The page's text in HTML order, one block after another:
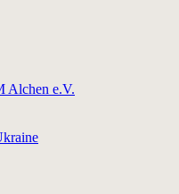
Alchen e.V.